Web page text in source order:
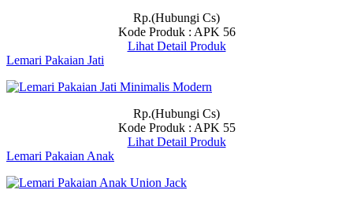
Rp.(Hubungi Cs)
Kode Produk : APK 56
Lihat Detail Produk
Lemari Pakaian Jati
Rp.(Hubungi Cs)
Kode Produk : APK 55
Lihat Detail Produk
Lemari Pakaian Anak